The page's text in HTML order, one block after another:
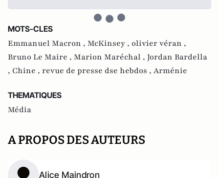
MOTS-CLES
Emmanuel Macron , McKinsey , olivier véran ,
Bruno Le Maire , Marion Maréchal , Jordan Bardella
, Chine , revue de presse dse hebdos , Arménie
THEMATIQUES
Média
A PROPOS DES AUTEURS
Alice Maindron